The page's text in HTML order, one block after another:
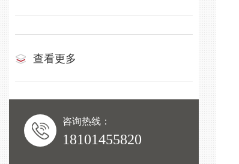
查看更多
咨询热线：
18101455820